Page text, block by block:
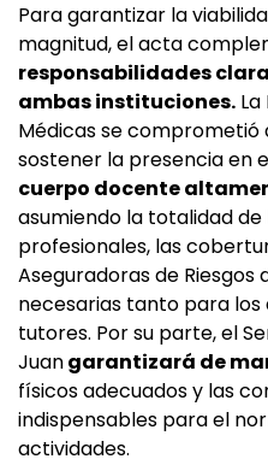
Para garantizar la
magnitud, el acta
responsabilidades
ambas instituciones.
Médicas se
sostener la presencia en
cuerpo docente
asumiendo la totalidad
profesionales, las
Aseguradoras de Riesgos
necesarias tanto para
tutores. Por su parte, el
Juangarantizará de
físicos adecuados y las
indispensables para el
actividades.